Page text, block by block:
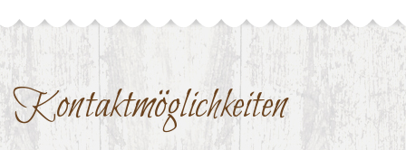
Kontaktmöglichkeiten